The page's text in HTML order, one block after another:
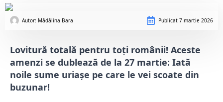
Autor: Mădălina Bara Publicat 7 martie 2026
Lovitură totală pentru toți românii! Aceste
amenzi se dublează de la 27 martie: Iată
noile sume uriașe pe care le vei scoate din
buzunar!